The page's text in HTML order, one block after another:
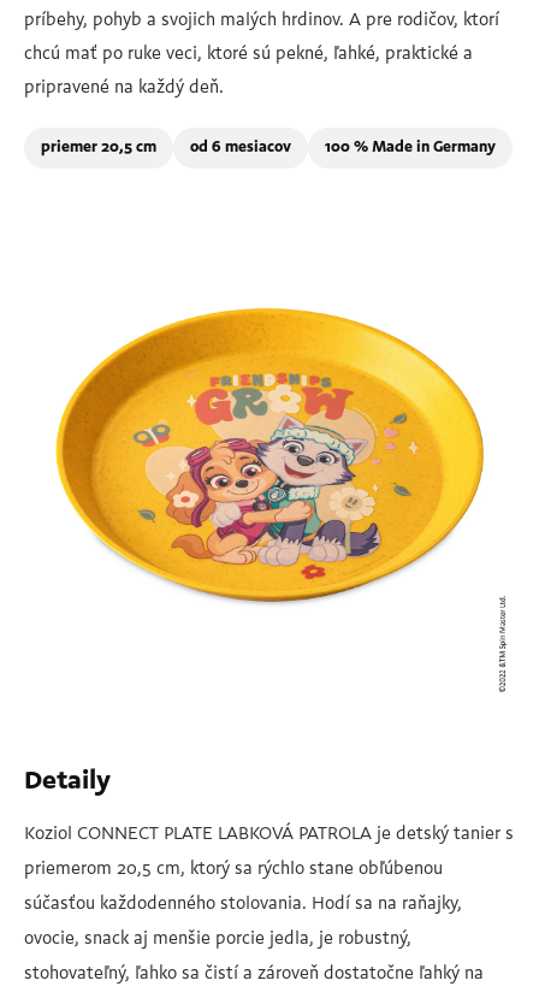
príbehy, pohyb a svojich malých hrdinov. A pre rodičov, ktorí
chcú mať po ruke veci, ktoré sú pekné, ľahké, praktické a
pripravené na každý deň.
priemer 20,5 cm od 6 mesiacov 100 % Made in Germany
Detaily
Koziol CONNECT PLATE LABKOVÁ PATROLA je detský tanier s
priemerom 20,5 cm, ktorý sa rýchlo stane obľúbenou
súčasťou každodenného stolovania. Hodí sa na raňajky,
ovocie, snack aj menšie porcie jedla, je robustný,
stohovateľný, ľahko sa čistí a zároveň dostatočne ľahký na